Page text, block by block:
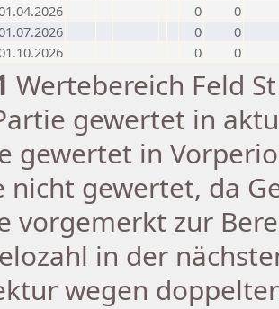
0
0
0
0
0 0
Wertebereich Feld
gewertet in
gewertet in
nicht gewertet, da
vorgemerkt zur
in der
wegen